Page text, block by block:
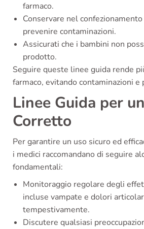
farmaco.
Conservare nel
prevenire contaminazioni.
Assicurati che i bambini non
prodotto.
Seguire queste linee guida rende
farmaco, evitando contaminazioni e
Linee Guida per
Corretto
Per garantire un uso sicuro ed
i medici raccomandano di seguire
fondamentali:
Monitoraggio regolare degli
incluse vampate e dolori
tempestivamente.
Discutere qualsiasi